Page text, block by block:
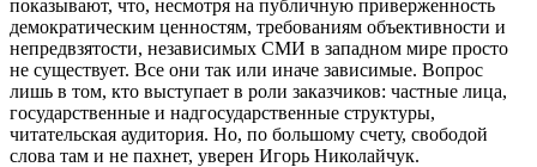
показывают, что, несмотря на публичную приверженность
демократическим ценностям, требованиям объективности и
непредвзятости, независимых СМИ в западном мире просто
не существует. Все они так или иначе зависимые. Вопрос
лишь в том, кто выступает в роли заказчиков: частные лица,
государственные и надгосударственные структуры,
читательская аудитория. Но, по большому счету, свободой
слова там и не пахнет, уверен Игорь Николайчук.